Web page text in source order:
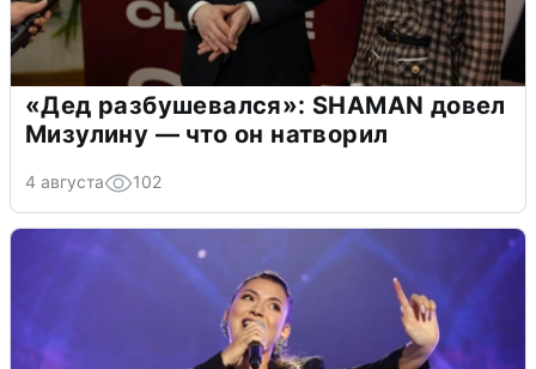
«Дед разбушевался»: SHAMAN довел
Мизулину — что он натворил
4 августа 102